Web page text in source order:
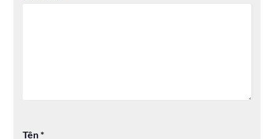
Tên*